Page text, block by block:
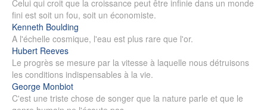
Celui qui croit que la croissance peut être infinie dans un monde
fini est soit un fou, soit un économiste.
Kenneth Boulding
A l'échelle cosmique, l'eau est plus rare que l'or.
Hubert Reeves
Le progrès se mesure par la vitesse à laquelle nous détruisons
les conditions indispensables à la vie.
George Monbiot
C'est une triste chose de songer que la nature parle et que le